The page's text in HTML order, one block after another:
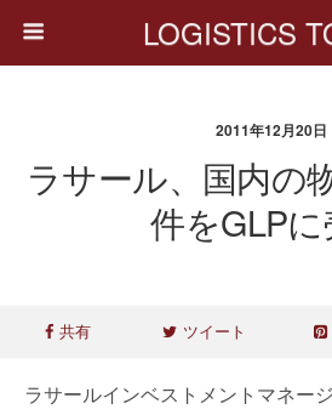
LOGISTICS
2011年12月20日
ラサール、国内の
件をGLP
共有 ツイート
ラサールインベストメントマネー